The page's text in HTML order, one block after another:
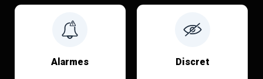
Alarmes Discret